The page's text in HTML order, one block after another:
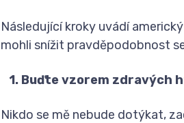
Následující kroky uvádí
mohli snížit pravděpodobnost
1. Buďte vzorem zdravých
Nikdo se mě nebude dotýkat,